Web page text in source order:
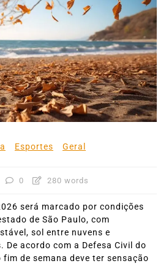
Esportes Geral
0 280 words
será marcado por condições
de São Paulo, com
sol entre nuvens e
De acordo com a Defesa Civil do
fim de semana deve ter sensação